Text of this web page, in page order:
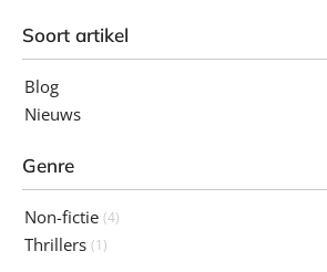
Soort artikel
Blog
Nieuws
Genre
Non-fictie (4)
Thrillers (1)